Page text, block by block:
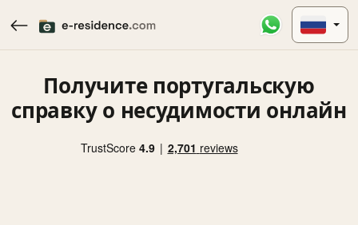
Получите португальскую
справку о несудимости онлайн